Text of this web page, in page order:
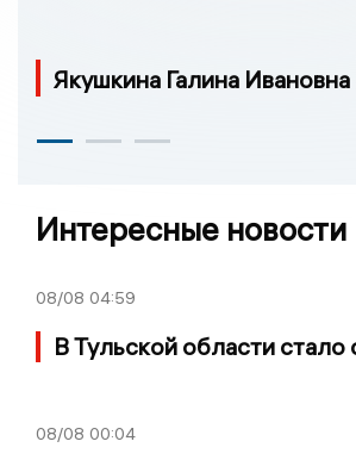
Якушкина Галина Ивановна
Интересные новости
08/08 04:59
В Тульской области стало
08/08 00:04